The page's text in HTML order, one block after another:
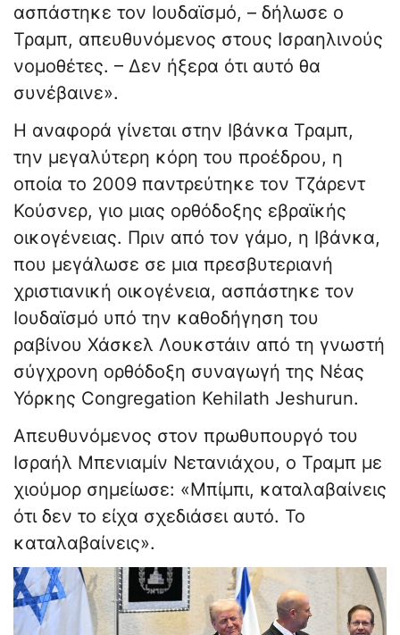
ασπάστηκε τον Ιουδαϊσμό, – δήλωσε ο
Τραμπ, απευθυνόμενος στους Ισραηλινούς
νομοθέτες. – Δεν ήξερα ότι αυτό θα
συνέβαινε».
Η αναφορά γίνεται στην Ιβάνκα Τραμπ,
την μεγαλύτερη κόρη του προέδρου, η
οποία το 2009 παντρεύτηκε τον Τζάρεντ
Κούσνερ, γιο μιας ορθόδοξης εβραϊκής
οικογένειας. Πριν από τον γάμο, η Ιβάνκα,
που μεγάλωσε σε μια πρεσβυτεριανή
χριστιανική οικογένεια, ασπάστηκε τον
Ιουδαϊσμό υπό την καθοδήγηση του
ραβίνου Χάσκελ Λουκστάιν από τη γνωστή
σύγχρονη ορθόδοξη συναγωγή της Νέας
Υόρκης Congregation Kehilath Jeshurun.
Απευθυνόμενος στον πρωθυπουργό του
Ισραήλ Μπενιαμίν Νετανιάχου, ο Τραμπ με
χιούμορ σημείωσε: «Μπίμπι, καταλαβαίνεις
ότι δεν το είχα σχεδιάσει αυτό. Το
καταλαβαίνεις».